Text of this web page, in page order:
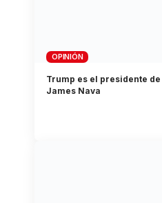
OPINIÓN
Trump es el presidente
James Nava